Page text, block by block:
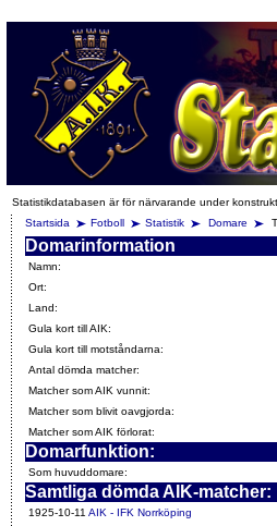
Statistikdatabasen är för närvarande under
Startsida
Fotboll Statistik Domare
Domarinformation
Namn:
Ort:
Land:
Gula kort till AIK:
Gula kort till motståndarna:
Antal dömda matcher:
Matcher som AIK vunnit:
Matcher som blivit oavgjorda:
Matcher som AIK förlorat:
Domarfunktion:
Som huvuddomare:
Samtliga dömda AIK-matcher:
1925-10-11 AIK - IFK Norrköping